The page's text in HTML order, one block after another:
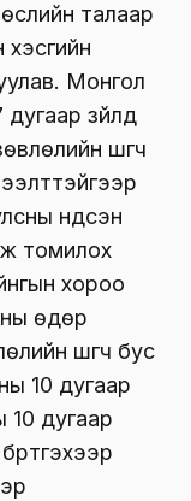
талаар
хэсгийн
Монгол
зүйлд
шүүгч
үндсэн
томилох
хороо
өдөр
шүүгч бус
10 дугаар
дугаар